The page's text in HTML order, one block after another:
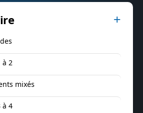
à 2
mixés
à 4